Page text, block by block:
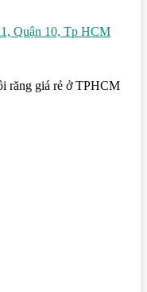
Quận 10, Tp HCM
răng giá rẻ ở TPHCM